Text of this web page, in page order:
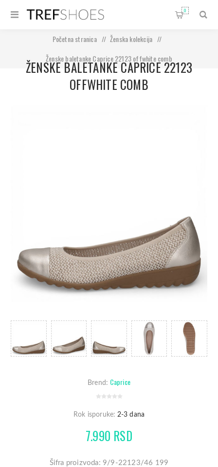
0
Početna stranica / Ženska kolekcija
/
Ženske baletanke Caprice 22123 offwhite comb
ŽENSKE BALETANKE CAPRICE 22123
OFFWHITE COMB
Brend: Caprice
Rok isporuke: 2-3 dana
7.990 RSD
Šifra proizvoda: 9/9-22123/46 199